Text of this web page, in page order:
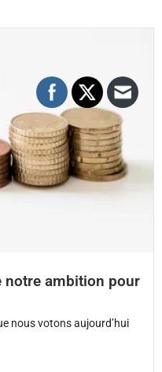
notre ambition pour
nous votons aujourd’hui